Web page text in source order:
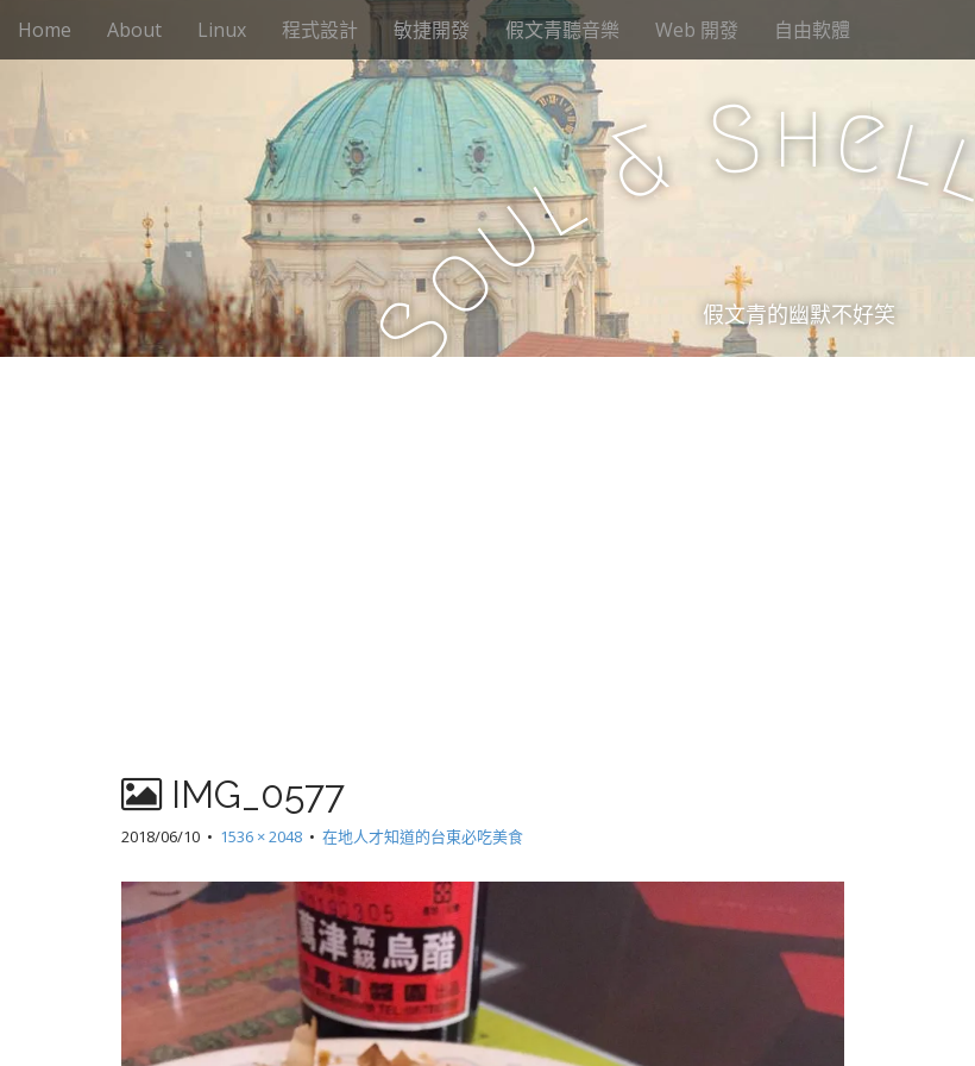
M
e
i
c
n
t
Home About Linux 程式設計 敏捷開發 假文青聽音樂 Web 開發 自由軟體
S
o
u
l& Shell
假文青的幽默不好笑
IMG_0577
2018/06/10 • 1536 × 2048 • 在地人才知道的台東必吃美食